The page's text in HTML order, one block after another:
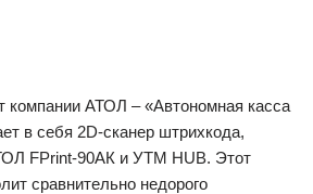
компании АТОЛ – «Автономная касса
в себя 2D-сканер штрихкода,
FPrint-90АК и УТМ HUB. Этот
сравнительно недорого